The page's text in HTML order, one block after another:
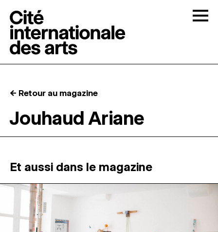
RÉSIDENCES ↓
ATELIERS OUVERTS
PROGRAMMATION
MAGAZINE
← Retour au magazine
Jouhaud Ariane
Et aussi dans le magazine